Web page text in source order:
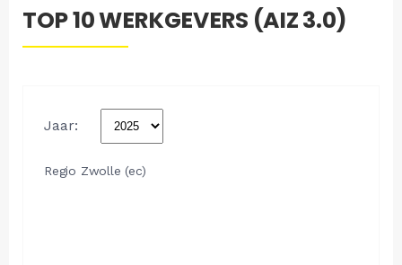
TOP 10 WERKGEVERS (AIZ 3.0)